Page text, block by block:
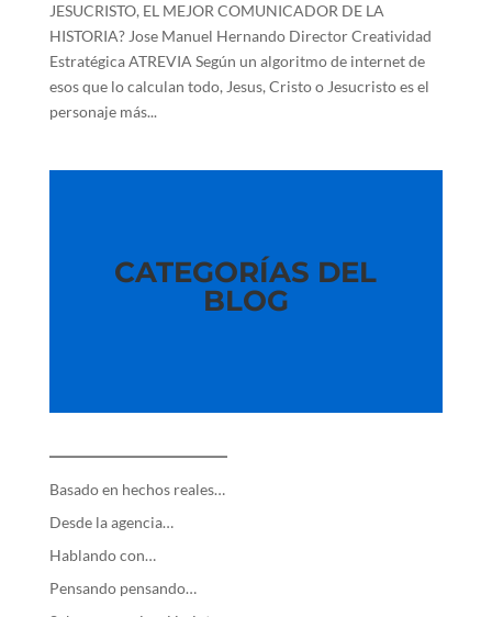
JESUCRISTO, EL MEJOR COMUNICADOR DE LA
HISTORIA? Jose Manuel Hernando Director Creatividad
Estratégica ATREVIA Según un algoritmo de internet de
esos que lo calculan todo, Jesus, Cristo o Jesucristo es el
personaje más...
CATEGORÍAS DEL
BLOG
—————————
Basado en hechos reales…
Desde la agencia…
Hablando con…
Pensando pensando…